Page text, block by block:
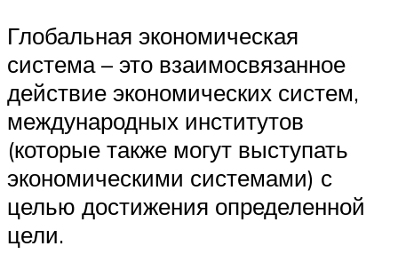
Глобальная экономическая
система – это взаимосвязанное
действие экономических систем,
международных институтов
(которые также могут выступать
экономическими системами) с
целью достижения определенной
цели.